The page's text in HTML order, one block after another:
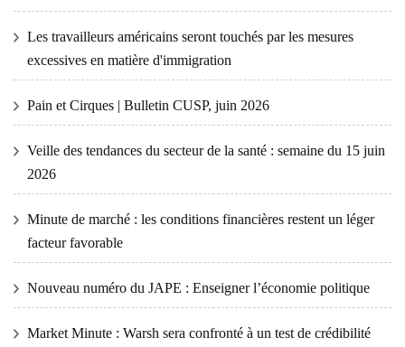
Les travailleurs américains seront touchés par les mesures
excessives en matière d'immigration
Pain et Cirques | Bulletin CUSP, juin 2026
Veille des tendances du secteur de la santé : semaine du 15 juin
2026
Minute de marché : les conditions financières restent un léger
facteur favorable
Nouveau numéro du JAPE : Enseigner l’économie politique
Market Minute : Warsh sera confronté à un test de crédibilité